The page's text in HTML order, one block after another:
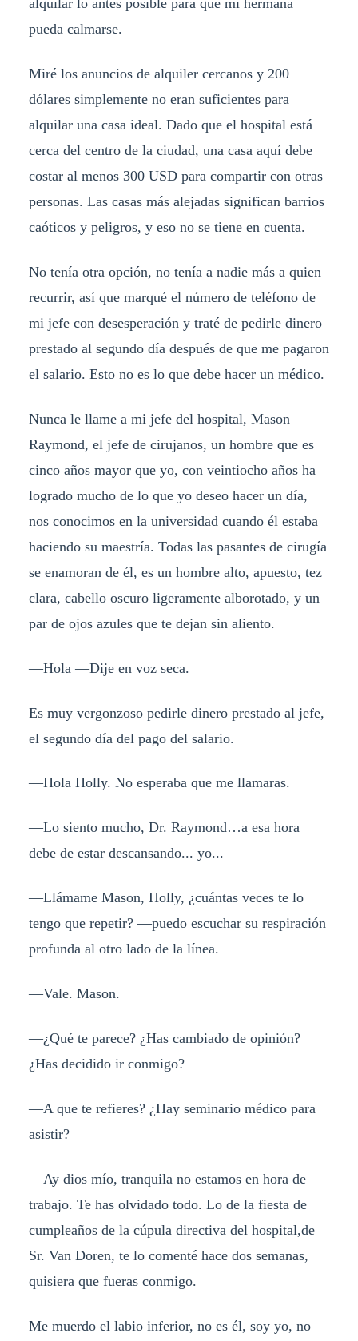
alquilar lo antes posible para que mi hermana
pueda calmarse.
Miré los anuncios de alquiler cercanos y 200
dólares simplemente no eran suficientes para
alquilar una casa ideal. Dado que el hospital está
cerca del centro de la ciudad, una casa aquí debe
costar al menos 300 USD para compartir con otras
personas. Las casas más alejadas significan barrios
caóticos y peligros, y eso no se tiene en cuenta.
No tenía otra opción, no tenía a nadie más a quien
recurrir, así que marqué el número de teléfono de
mi jefe con desesperación y traté de pedirle dinero
prestado al segundo día después de que me pagaron
el salario. Esto no es lo que debe hacer un médico.
Nunca le llame a mi jefe del hospital, Mason
Raymond, el jefe de cirujanos, un hombre que es
cinco años mayor que yo, con veintiocho años ha
logrado mucho de lo que yo deseo hacer un día,
nos conocimos en la universidad cuando él estaba
haciendo su maestría. Todas las pasantes de cirugía
se enamoran de él, es un hombre alto, apuesto, tez
clara, cabello oscuro ligeramente alborotado, y un
par de ojos azules que te dejan sin aliento.
—Hola —Dije en voz seca.
Es muy vergonzoso pedirle dinero prestado al jefe,
el segundo día del pago del salario.
—Hola Holly. No esperaba que me llamaras.
—Lo siento mucho, Dr. Raymond…a esa hora
debe de estar descansando... yo...
—Llámame Mason, Holly, ¿cuántas veces te lo
tengo que repetir? —puedo escuchar su respiración
profunda al otro lado de la línea.
—Vale. Mason.
—¿Qué te parece? ¿Has cambiado de opinión?
¿Has decidido ir conmigo?
—A que te refieres? ¿Hay seminario médico para
asistir?
—Ay dios mío, tranquila no estamos en hora de
trabajo. Te has olvidado todo. Lo de la fiesta de
cumpleaños de la cúpula directiva del hospital,de
Sr. Van Doren, te lo comenté hace dos semanas,
quisiera que fueras conmigo.
Me muerdo el labio inferior, no es él, soy yo, no